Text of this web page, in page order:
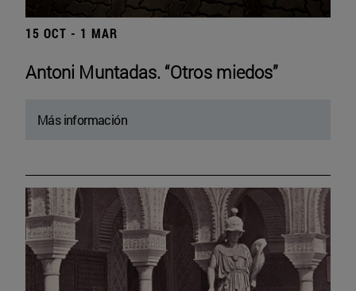
15 OCT - 1 MAR
Antoni Muntadas. “Otros miedos”
Más información